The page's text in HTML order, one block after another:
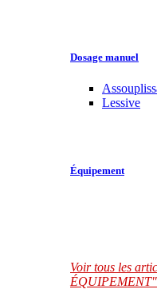
Dosage manuel
Lessive
Équipement
Voir tous les
ÉQUIPEMENT"